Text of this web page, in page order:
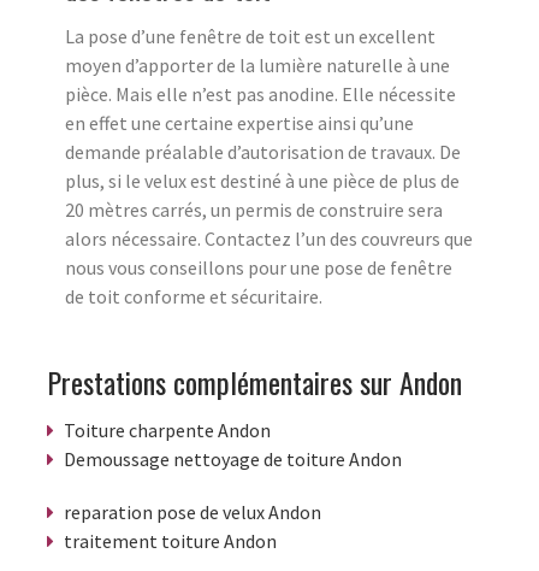
La pose d’une fenêtre de toit est un excellent
moyen d’apporter de la lumière naturelle à une
pièce. Mais elle n’est pas anodine. Elle nécessite
en effet une certaine expertise ainsi qu’une
demande préalable d’autorisation de travaux. De
plus, si le velux est destiné à une pièce de plus de
20 mètres carrés, un permis de construire sera
alors nécessaire. Contactez l’un des couvreurs que
nous vous conseillons pour une pose de fenêtre
de toit conforme et sécuritaire.
Prestations complémentaires sur Andon
Toiture charpente Andon
Demoussage nettoyage de toiture Andon
reparation pose de velux Andon
traitement toiture Andon